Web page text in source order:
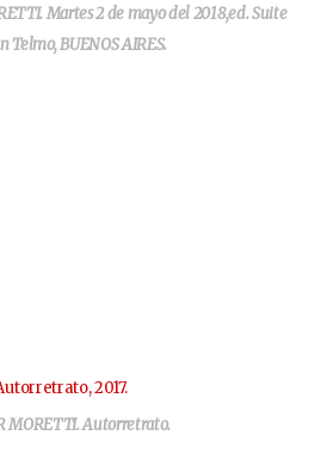
Martes 2 de mayo del 2018,ed. Suite
Telmo, BUENOS AIRES.
MORETTI. Autorretrato.